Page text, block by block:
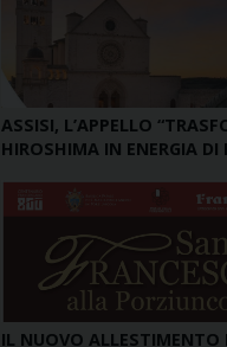
ASSISI, L’APPELLO
HIROSHIMA IN ENERGIA DI
IL NUOVO ALLESTIMENTO